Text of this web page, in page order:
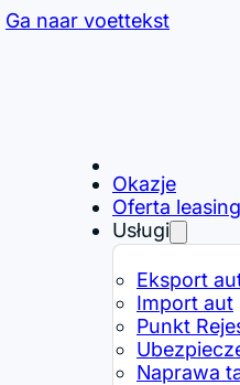
Ga naar voettekst
Okazje
Oferta
Usługi
Eksport
Import aut
Punkt
Naprawa